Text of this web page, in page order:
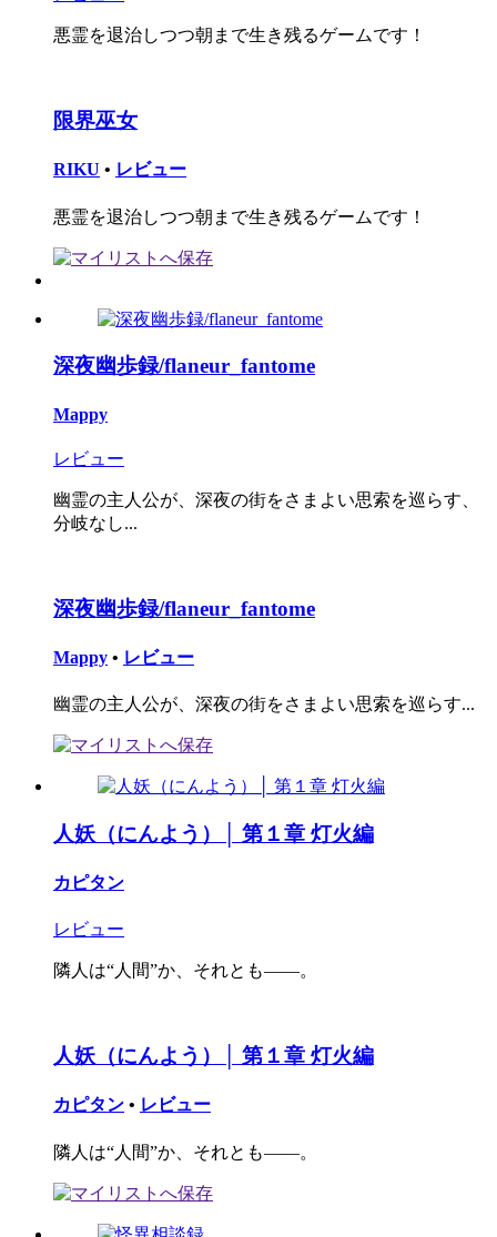
悪霊を退治しつつ朝まで生き残るゲームです！
限界巫女
RIKU • レビュー
悪霊を退治しつつ朝まで生き残るゲームです！
深夜幽歩録/flaneur_fantome
Mappy
レビュー
幽霊の主人公が、深夜の街をさまよい思索を巡らす、
分岐なし...
深夜幽歩録/flaneur_fantome
Mappy • レビュー
幽霊の主人公が、深夜の街をさまよい思索を巡らす...
人妖（にんよう）│ 第１章 灯火編
カピタン
レビュー
隣人は“人間”か、それとも――。
人妖（にんよう）│ 第１章 灯火編
カピタン • レビュー
隣人は“人間”か、それとも――。